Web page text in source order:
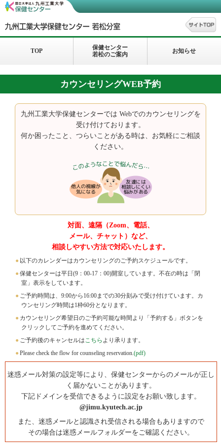
TOP
保健センター
若松のご案内
お知らせ
カウンセリングWEB予約
九州工業大学保健センターでは Webでのカウンセリングを
受け付けております。
何か困ったこと、つらいことがある時は、お気軽にご相談
ください。
対面、遠隔（Zoom、電話、
メール、チャット）など、
相談しやすい方法で対応いたします。
● 以下のカレンダーはカウンセリングのご予約スケジュールです。
● 保健センターは平日(9：00-17：00)開室しています。不在の時は「閉
室」表示をしています。
● ご予約時間は、9:00から16:00までの30分刻みで受け付けています。カ
ウンセリング時間は1枠60分となります。
● カウンセリング希望日のご予約可能な時間より「予約する」ボタンを
クリックしてご予約を進めてください。
● ご予約後のキャンセルはこちら より承ります。
● Please check the flow for counseling reservation.(pdf)
迷惑メール対策の設定等により、保健センターからのメールが正し
く届かないことがあります。
下記ドメインを受信できるように設定をお願い致します。
@jimu.kyutech.ac.jp
また、迷惑メールと認識され受信される場合もありますので
その場合は迷惑メールフォルダーをご確認ください。